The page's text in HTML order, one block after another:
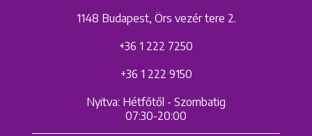
1148 Budapest, Örs vezér tere 2.
+36 1 222 7250
+36 1 222 9150
Nyitva: Hétfőtől - Szombatig
07:30-20:00